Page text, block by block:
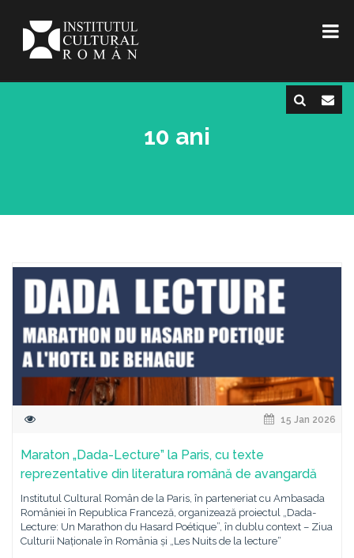
10 ani
15 Jan 2026
Maraton „Dada-Lecture” la Paris, cu texte
reprezentative din literatura română de avangardă
Institutul Cultural Român de la Paris, în parteneriat cu Ambasada
României în Republica Franceză, organizează proiectul „Dada-
Lecture: Un Marathon du Hasard Poétique”, în dublu context – Ziua
Culturii Naționale în România și „Les Nuits de la lecture“